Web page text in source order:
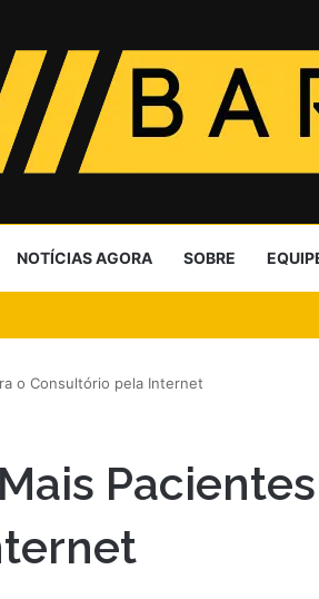
NOTÍCIAS AGORA SOBRE
mundial no salto em 2026
o Consultório pela Internet